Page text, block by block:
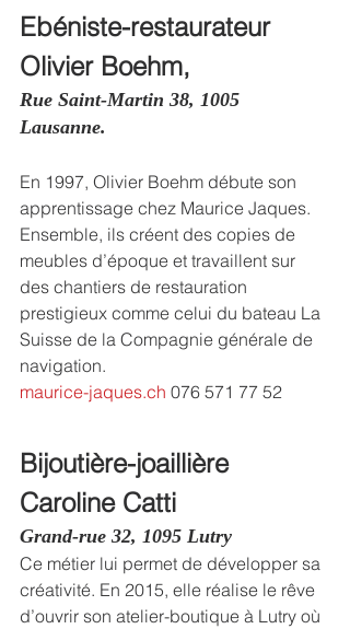
Ebéniste-restaurateur
Olivier Boehm,
Rue Saint-Martin 38, 1005
Lausanne.
En 1997, Olivier Boehm débute son
apprentissage chez Maurice Jaques.
Ensemble, ils créent des copies de
meubles d’époque et travaillent sur
des chantiers de restauration
prestigieux comme celui du bateau La
Suisse de la Compagnie générale de
navigation.
maurice-jaques.ch 076 571 77 52
Bijoutière-joaillière
Caroline Catti
Grand-rue 32, 1095 Lutry
Ce métier lui permet de développer sa
créativité. En 2015, elle réalise le rêve
d’ouvrir son atelier-boutique à Lutry où